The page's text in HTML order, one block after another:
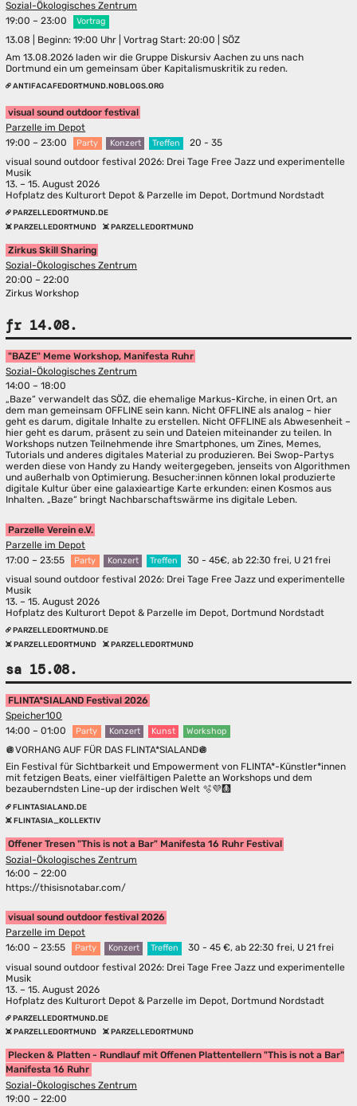
Sozial-Ökologisches Zentrum
19:00 – 23:00
Vortrag
13.08 | Beginn: 19:00 Uhr | Vortrag Start: 20:00 | SÖZ
Am 13.08.2026 laden wir die Gruppe Diskursiv Aachen zu uns nach
Dortmund ein um gemeinsam über Kapitalismuskritik zu reden.
ANTIFACAFEDORTMUND.NOBLOGS.ORG
visual sound outdoor festival
Parzelle im Depot
19:00 – 23:00
Party Konzert Treffen
20 - 35
visual sound outdoor festival 2026: Drei Tage Free Jazz und experimentelle
Musik
13. – 15. August 2026
Hofplatz des Kulturort Depot & Parzelle im Depot, Dortmund Nordstadt
PARZELLEDORTMUND.DE
PARZELLEDORTMUND
PARZELLEDORTMUND
Zirkus Skill Sharing
Sozial-Ökologisches Zentrum
20:00 – 22:00
Zirkus Workshop
fr 14.08.
"BAZE" Meme Workshop, Manifesta Ruhr
Sozial-Ökologisches Zentrum
14:00 – 18:00
„Baze“ verwandelt das SÖZ, die ehemalige Markus-Kirche, in einen Ort, an
dem man gemeinsam OFFLINE sein kann. Nicht OFFLINE als analog – hier
geht es darum, digitale Inhalte zu erstellen. Nicht OFFLINE als Abwesenheit –
hier geht es darum, präsent zu sein und Dateien miteinander zu teilen. In
Workshops nutzen Teilnehmende ihre Smartphones, um Zines, Memes,
Tutorials und anderes digitales Material zu produzieren. Bei Swop-Partys
werden diese von Handy zu Handy weitergegeben, jenseits von Algorithmen
und außerhalb von Optimierung. Besucher:innen können lokal produzierte
digitale Kultur über eine galaxieartige Karte erkunden: einen Kosmos aus
Inhalten. „Baze“ bringt Nachbarschaftswärme ins digitale Leben.
Parzelle Verein e.V.
Parzelle im Depot
17:00 – 23:55
Party Konzert Treffen
30 - 45€, ab 22:30 frei, U 21 frei
visual sound outdoor festival 2026: Drei Tage Free Jazz und experimentelle
Musik
13. – 15. August 2026
Hofplatz des Kulturort Depot & Parzelle im Depot, Dortmund Nordstadt
PARZELLEDORTMUND.DE
PARZELLEDORTMUND
PARZELLEDORTMUND
sa 15.08.
FLINTA*SIALAND Festival 2026
Speicher100
14:00 – 01:00
Party Konzert Kunst Workshop
🪩VORHANG AUF FÜR DAS FLINTA*SIALAND🪩
Ein Festival für Sichtbarkeit und Empowerment von FLINTA*-Künstler*innen
mit fetzigen Beats, einer vielfältigen Palette an Workshops und dem
bezauberndsten Line-up der irdischen Welt 🫧💜🩻
FLINTASIALAND.DE
FLINTASIA_KOLLEKTIV
Offener Tresen "This is not a Bar" Manifesta 16 Ruhr Festival
Sozial-Ökologisches Zentrum
16:00 – 22:00
https://thisisnotabar.com/
visual sound outdoor festival 2026
Parzelle im Depot
16:00 – 23:55
Party Konzert Treffen
30 - 45 €, ab 22:30 frei, U 21 frei
visual sound outdoor festival 2026: Drei Tage Free Jazz und experimentelle
Musik
13. – 15. August 2026
Hofplatz des Kulturort Depot & Parzelle im Depot, Dortmund Nordstadt
PARZELLEDORTMUND.DE
PARZELLEDORTMUND
PARZELLEDORTMUND
Plecken & Platten - Rundlauf mit Offenen Plattentellern "This is not a Bar"
Manifesta 16 Ruhr
Sozial-Ökologisches Zentrum
19:00 – 22:00